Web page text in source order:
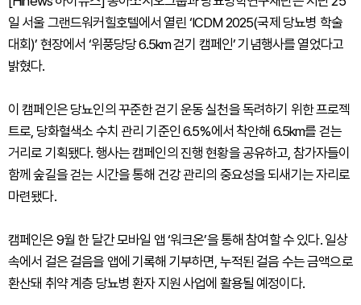
일 서울 그랜드워커힐호텔에서 열린 ‘ICDM 2025(국제 당뇨병 학술
대회)’ 현장에서 ‘위풍당당 6.5km 걷기 캠페인’ 기념행사를 열었다고
밝혔다.
이 캠페인은 당뇨인의 꾸준한 걷기 운동 실천을 독려하기 위한 프로젝
트로, 당화혈색소 수치 관리 기준인 6.5%에서 착안해 6.5km를 걷는
거리로 기획됐다. 행사는 캠페인의 진행 현황을 공유하고, 참가자들이
함께 숲길을 걷는 시간을 통해 건강 관리의 중요성을 되새기는 자리로
마련됐다.
캠페인은 9월 한 달간 모바일 앱 ‘워크온’을 통해 참여할 수 있다. 일상
속에서 걸은 걸음을 앱에 기록해 기부하면, 누적된 걸음 수는 금액으로
환산돼 취약 계층 당뇨병 환자 지원 사업에 활용될 예정이다.